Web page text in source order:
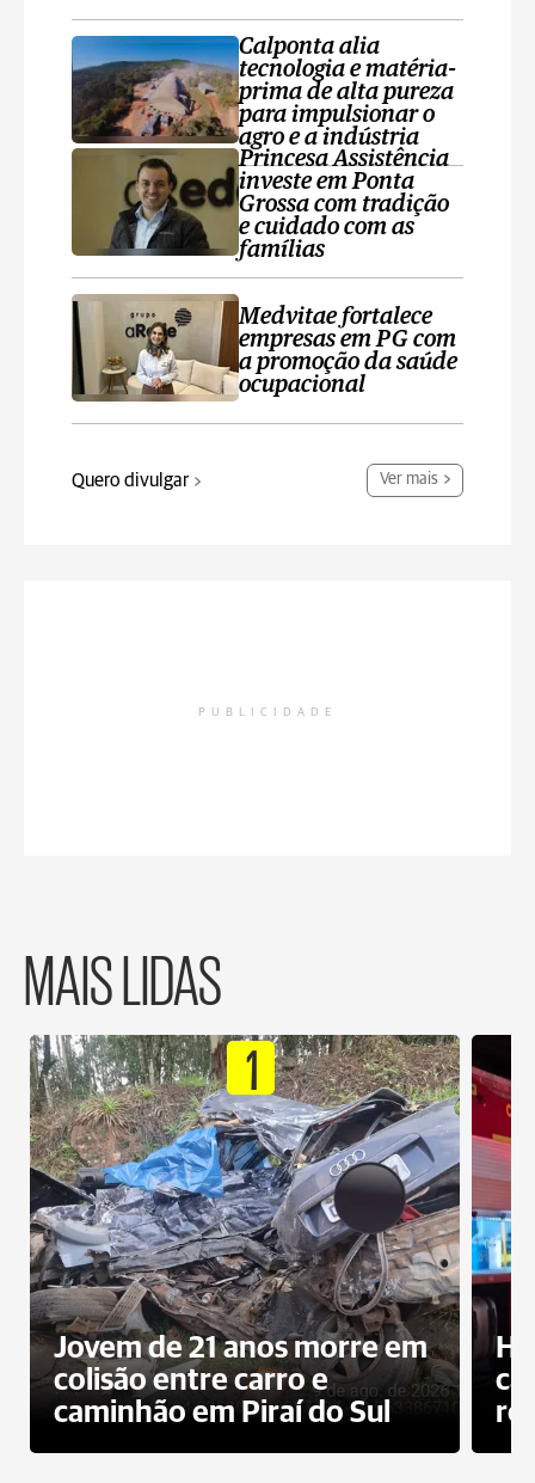
Calponta alia
tecnologia e matéria-
prima de alta pureza
para impulsionar o
agro e a indústria
Princesa Assistência
investe em Ponta
Grossa com tradição
e cuidado com as
famílias
Medvitae fortalece
empresas em PG com
a promoção da saúde
ocupacional
Quero divulgar Ver mais
PUBLICIDADE
MAIS LIDAS
1
Jovem de 21 anos morre em
colisão entre carro e
caminhão em Piraí do Sul